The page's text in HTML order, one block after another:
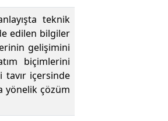
teknik
edilen bilgiler
gelişimini
biçimlerini
tavır içersinde
yönelik çözüm